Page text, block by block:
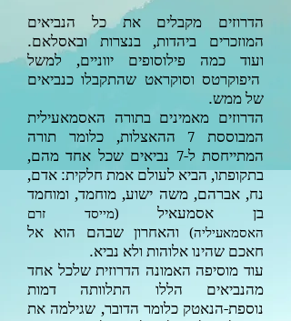
הדרוזים מקבלים את כל הנביאים
המוזכרים ביהדות, בנצרות ובאסלאם.
ועוד כמה פילוסופים יווניים, למשל
היפוקרטס וסוקראט שהתקבלו כנביאים
של ממש.
הדרוזים מאמינים בתורה האסמאעילית
המבוססת 7 ההאצלות, כלומר תורה
המתייחסת ל-7 נביאים שכל אחד מהם,
בתקופתו, הביא לעולם אמת חלקית: אדם,
נח, אברהם, משה ישוע, מוחמד, ומוחמד
בן אסמעאיל (מייסד זרם
האסמאעיליה) והאחרון שבהם הוא אל
חאכם שהינו אלוהות ולא נביא.
עוד מוסיפה האמונה הדרוזית שלכל אחד
מהנביאים הללו התלוותה דמות
נוספת-הנאטק כלומר הדובר, שגילמה את